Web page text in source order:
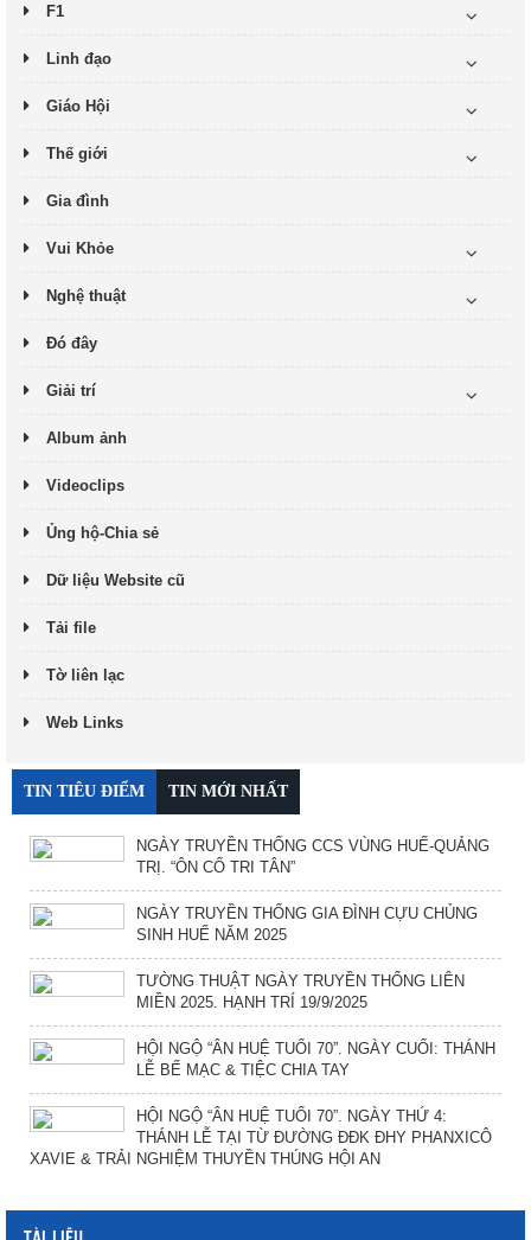
F1
Linh đạo
Giáo Hội
Thế giới
Gia đình
Vui Khỏe
Nghệ thuật
Đó đây
Giải trí
Album ảnh
Videoclips
Ủng hộ-Chia sẻ
Dữ liệu Website cũ
Tải file
Tờ liên lạc
Web Links
TIN TIÊU ĐIỂM TIN MỚI NHẤT
NGÀY TRUYỀN THỐNG CCS VÙNG HUẾ-QUẢNG
TRỊ. “ÔN CỐ TRI TÂN”
NGÀY TRUYỀN THỐNG GIA ĐÌNH CỰU CHỦNG
SINH HUẾ NĂM 2025
TƯỜNG THUẬT NGÀY TRUYỀN THỐNG LIÊN
MIỀN 2025. HẠNH TRÍ 19/9/2025
HỘI NGỘ “ÂN HUỆ TUỔI 70”. NGÀY CUỐI: THÁNH
LỄ BẾ MẠC & TIỆC CHIA TAY
HỘI NGỘ “ÂN HUỆ TUỔI 70”. NGÀY THỨ 4:
THÁNH LỄ TẠI TỪ ĐƯỜNG ĐĐK ĐHY PHANXICÔ
XAVIE & TRẢI NGHIỆM THUYỀN THÚNG HỘI AN